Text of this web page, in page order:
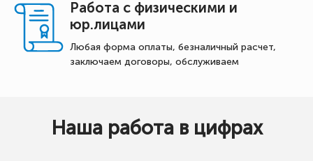
Работа с физическими и
юр.лицами
Любая форма оплаты, безналичный расчет,
заключаем договоры, обслуживаем
Наша работа в цифрах